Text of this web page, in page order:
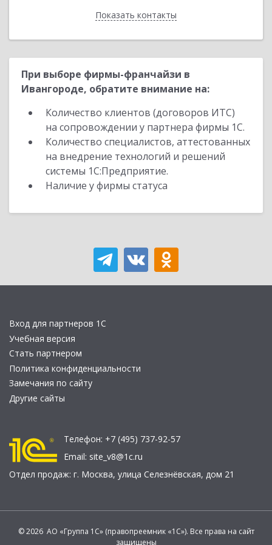
Показать контакты
Назад
При выборе фирмы-франчайзи в
Ивангороде, обратите внимание на:
Количество клиентов (договоров ИТС)
на сопровождении у партнера фирмы 1С.
Количество специалистов, аттестованных
на внедрение технологий и решений
системы 1С:Предприятие.
Наличие у фирмы статуса
Вход для партнеров 1С
Учебная версия
Стать партнером
Политика конфиденциальности
Замечания по сайту
Другие сайты
Телефон: +7 (495) 737-92-57
Email: site_v8@1c.ru
Отдел продаж: г. Москва, улица Селезнёвская, дом 21
© 2026 АО «Группа 1С» (правопреемник «1С»). Все права на сайт
защищены